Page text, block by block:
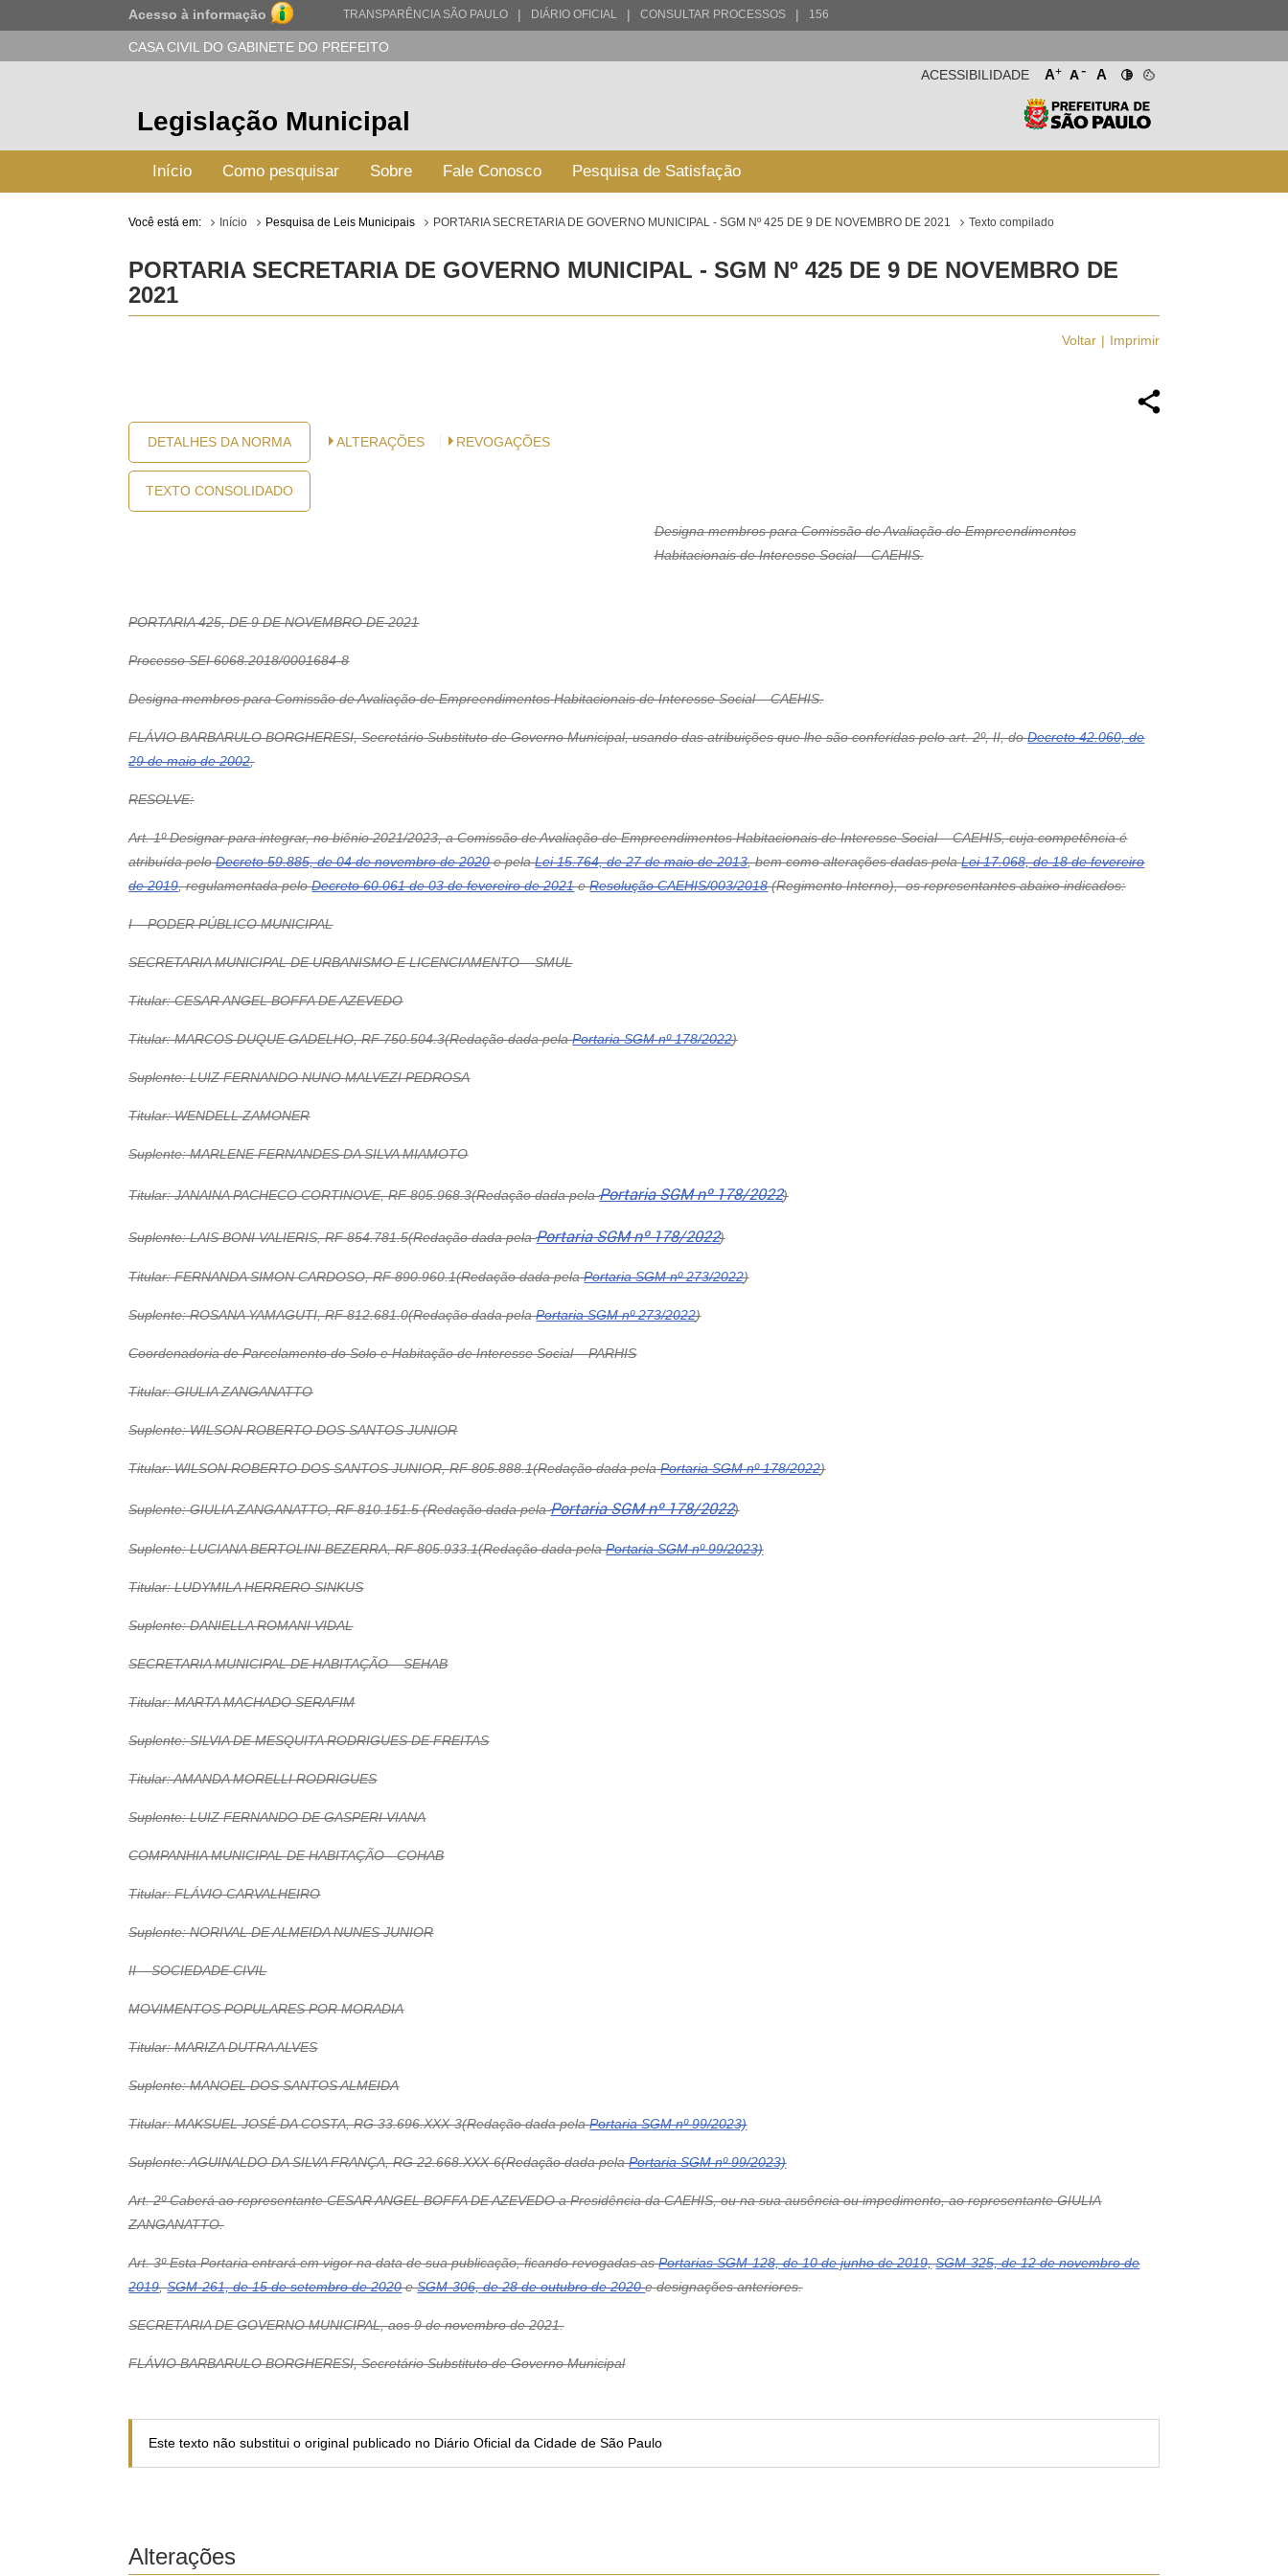
Acesso à informação TRANSPARÊNCIA SÃO PAULO | DIÁRIO OFICIAL | CONSULTAR PROCESSOS | 156
CASA CIVIL DO GABINETE DO PREFEITO
A+ A- A
ACESSIBILIDADE
Legislação Municipal
Início Como pesquisar Sobre Fale Conosco Pesquisa de Satisfação
Você está em: Início Pesquisa de Leis Municipais PORTARIA SECRETARIA DE GOVERNO MUNICIPAL - SGM Nº 425 DE 9 DE NOVEMBRO DE 2021 Texto compilado
PORTARIA SECRETARIA DE GOVERNO MUNICIPAL - SGM Nº 425 DE 9 DE NOVEMBRO DE
2021
Voltar Imprimir
DETALHES DA NORMA
TEXTO CONSOLIDADO
ALTERAÇÕES REVOGAÇÕES
Designa membros para Comissão de Avaliação de Empreendimentos
Habitacionais de Interesse Social – CAEHIS.
PORTARIA 425, DE 9 DE NOVEMBRO DE 2021
Processo SEI 6068.2018/0001684-8
Designa membros para Comissão de Avaliação de Empreendimentos Habitacionais de Interesse Social – CAEHIS.
FLÁVIO BARBARULO BORGHERESI, Secretário Substituto de Governo Municipal, usando das atribuições que lhe são conferidas pelo art. 2º, II, doDecreto 42.060, de
29 de maio de 2002,
RESOLVE:
Art. 1º Designar para integrar, no biênio 2021/2023, a Comissão de Avaliação de Empreendimentos Habitacionais de Interesse Social – CAEHIS, cuja competência é
atribuída peloDecreto 59.885, de 04 de novembro de 2020e pelaLei 15.764, de 27 de maio de 2013, bem como alterações dadas pelaLei 17.068, de 18 de fevereiro
de 2019, regulamentada peloDecreto 60.061 de 03 de fevereiro de 2021eResolução CAEHIS/003/2018(Regimento Interno), os representantes abaixo indicados:
I – PODER PÚBLICO MUNICIPAL
SECRETARIA MUNICIPAL DE URBANISMO E LICENCIAMENTO – SMUL
Titular: CESAR ANGEL BOFFA DE AZEVEDO
Titular: MARCOS DUQUE GADELHO, RF 750.504.3(Redação dada pelaPortaria SGM nº 178/2022)
Suplente: LUIZ FERNANDO NUNO MALVEZI PEDROSA
Titular: WENDELL ZAMONER
Suplente: MARLENE FERNANDES DA SILVA MIAMOTO
Titular: JANAINA PACHECO CORTINOVE, RF 805.968.3(Redação dada pelaPortaria SGM nº 178/2022)
Suplente: LAIS BONI VALIERIS, RF 854.781.5(Redação dada pelaPortaria SGM nº 178/2022)
Titular: FERNANDA SIMON CARDOSO, RF 890.960.1(Redação dada pelaPortaria SGM nº 273/2022)
Suplente: ROSANA YAMAGUTI, RF 812.681.0(Redação dada pelaPortaria SGM nº 273/2022)
Coordenadoria de Parcelamento do Solo e Habitação de Interesse Social – PARHIS
Titular: GIULIA ZANGANATTO
Suplente: WILSON ROBERTO DOS SANTOS JUNIOR
Titular: WILSON ROBERTO DOS SANTOS JUNIOR, RF 805.888.1(Redação dada pelaPortaria SGM nº 178/2022)
Suplente: GIULIA ZANGANATTO, RF 810.151.5 (Redação dada pelaPortaria SGM nº 178/2022)
Suplente: LUCIANA BERTOLINI BEZERRA, RF 805.933.1(Redação dada pelaPortaria SGM nº 99/2023)
Titular: LUDYMILA HERRERO SINKUS
Suplente: DANIELLA ROMANI VIDAL
SECRETARIA MUNICIPAL DE HABITAÇÃO – SEHAB
Titular: MARTA MACHADO SERAFIM
Suplente: SILVIA DE MESQUITA RODRIGUES DE FREITAS
Titular: AMANDA MORELLI RODRIGUES
Suplente: LUIZ FERNANDO DE GASPERI VIANA
COMPANHIA MUNICIPAL DE HABITAÇÃO - COHAB
Titular: FLÁVIO CARVALHEIRO
Suplente: NORIVAL DE ALMEIDA NUNES JUNIOR
II – SOCIEDADE CIVIL
MOVIMENTOS POPULARES POR MORADIA
Titular: MARIZA DUTRA ALVES
Suplente: MANOEL DOS SANTOS ALMEIDA
Titular: MAKSUEL JOSÉ DA COSTA, RG 33.696.XXX-3(Redação dada pelaPortaria SGM nº 99/2023)
Suplente: AGUINALDO DA SILVA FRANÇA, RG 22.668.XXX-6(Redação dada pelaPortaria SGM nº 99/2023)
Art. 2º Caberá ao representante CESAR ANGEL BOFFA DE AZEVEDO a Presidência da CAEHIS, ou na sua ausência ou impedimento, ao representante GIULIA
ZANGANATTO.
Art. 3º Esta Portaria entrará em vigor na data de sua publicação, ficando revogadas asPortarias SGM-128, de 10 de junho de 2019, SGM-325, de 12 de novembro de
2019,SGM-261, de 15 de setembro de 2020eSGM-306, de 28 de outubro de 2020e designações anteriores.
SECRETARIA DE GOVERNO MUNICIPAL, aos 9 de novembro de 2021.
FLÁVIO BARBARULO BORGHERESI, Secretário Substituto de Governo Municipal
Este texto não substitui o original publicado no Diário Oficial da Cidade de São Paulo
Alterações